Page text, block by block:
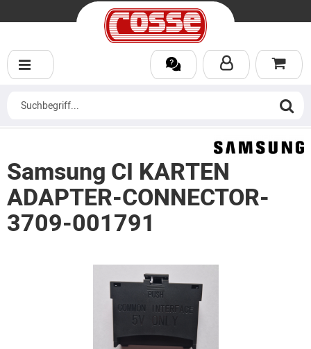
Samsung CI KARTEN
ADAPTER-CONNECTOR-
3709-001791